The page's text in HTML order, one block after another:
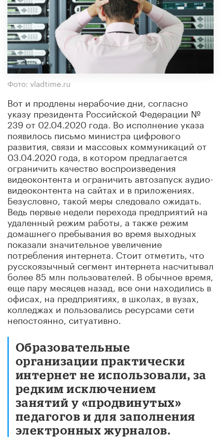
Фото: vladtime.ru
Вот и продлены нерабочие дни, согласно
указу президента Российской Федерации №
239 от 02.04.2020 года. Во исполнение указа
появилось письмо министра цифрового
развития, связи и массовых коммуникаций от
03.04.2020 года, в котором предлагается
ограничить качество воспроизведения
видеоконтента и ограничить автозапуск аудио-
видеоконтента на сайтах и в приложениях.
Безусловно, такой меры следовало ожидать.
Ведь первые недели перехода предприятий на
удаленный режим работы, а также режим
домашнего пребывания во время выходных
показали значительное увеличение
потребления интернета. Стоит отметить, что
русскоязычный сегмент интернета насчитывал
более 85 млн пользователей. В обычное время,
еще пару месяцев назад, все они находились в
офисах, на предприятиях, в школах, в вузах,
колледжах и пользовались ресурсами сети
непостоянно, ситуативно.
Образовательные
организации практически
интернет не использовали, за
редким исключением
занятий у «продвинутых»
педагогов и для заполнения
электронных журналов.